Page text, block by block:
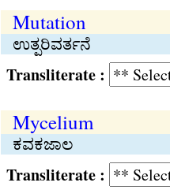
Mutation
ಉತ್ಪರಿವರ್ತನೆ
Transliterate :
Mycelium
ಕವಕಜಾಲ
Transliterate :